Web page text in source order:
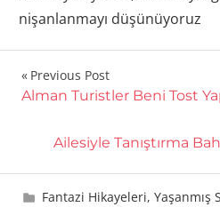
nişanlanmayı düşünüyoruz
Yazı
Previous Post
Alman Turistler Beni Tost
Ailesiyle Tanıştırma
26 Kasım 2013
admin
Fantazi Hikayeleri, Yaşanmış